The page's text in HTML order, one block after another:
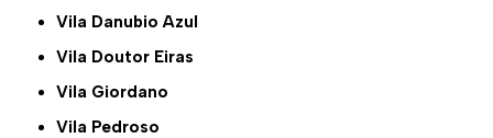
Vila Danubio Azul
Vila Doutor Eiras
Vila Giordano
Vila Pedroso